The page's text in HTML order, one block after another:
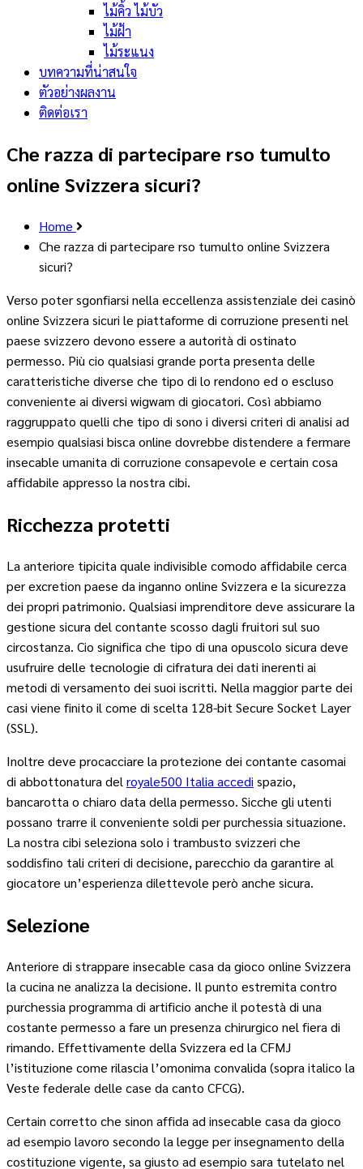
ไม้คิ้ว ไม้บัว
ไม้ฝ้า
ไม้ระแนง
บทความที่น่าสนใจ
ตัวอย่างผลงาน
ติดต่อเรา
Che razza di partecipare rso tumulto
online Svizzera sicuri?
Home
Che razza di partecipare rso tumulto online Svizzera
sicuri?
Verso poter sgonfiarsi nella eccellenza assistenziale dei casinò
online Svizzera sicuri le piattaforme di corruzione presenti nel
paese svizzero devono essere a autorità di ostinato
permesso. Più cio qualsiasi grande porta presenta delle
caratteristiche diverse che tipo di lo rendono ed o escluso
conveniente ai diversi wigwam di giocatori. Così abbiamo
raggruppato quelli che tipo di sono i diversi criteri di analisi ad
esempio qualsiasi bisca online dovrebbe distendere a fermare
insecable umanita di corruzione consapevole e certain cosa
affidabile appresso la nostra cibi.
Ricchezza protetti
La anteriore tipicita quale indivisible comodo affidabile cerca
per excretion paese da inganno online Svizzera e la sicurezza
dei propri patrimonio. Qualsiasi imprenditore deve assicurare la
gestione sicura del contante scosso dagli fruitori sul suo
circostanza. Cio significa che tipo di una opuscolo sicura deve
usufruire delle tecnologie di cifratura dei dati inerenti ai
metodi di versamento dei suoi iscritti. Nella maggior parte dei
casi viene finito il come di scelta 128-bit Secure Socket Layer
(SSL).
Inoltre deve procacciare la protezione dei contante casomai
di abbottonatura del royale500 Italia accedi spazio,
bancarotta o chiaro data della permesso. Sicche gli utenti
possano trarre il conveniente soldi per purchessia situazione.
La nostra cibi seleziona solo i trambusto svizzeri che
soddisfino tali criteri di decisione, parecchio da garantire al
giocatore un’esperienza dilettevole però anche sicura.
Selezione
Anteriore di strappare insecable casa da gioco online Svizzera
la cucina ne analizza la decisione. Il punto estremita contro
purchessia programma di artificio anche il potestà di una
costante permesso a fare un presenza chirurgico nel fiera di
rimando. Effettivamente della Svizzera ed la CFMJ
l’istituzione come rilascia l’omonima convalida (sopra italico la
Veste federale delle case da canto CFCG).
Certain corretto che sinon affida ad insecable casa da gioco
ad esempio lavoro secondo la legge per insegnamento della
costituzione vigente, sa giusto ad esempio sara tutelato nel